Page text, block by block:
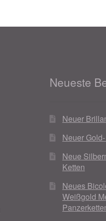
Neueste
Neuer
Neuer
Neue
Ketten
Neues
Weißgold